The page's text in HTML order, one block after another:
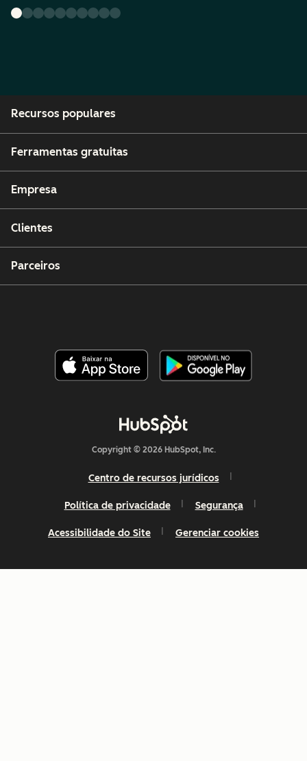
Recursos populares
Ferramentas gratuitas
Empresa
Clientes
Parceiros
Copyright © 2026 HubSpot, Inc.
Centro de recursos jurídicos
Política de privacidade Segurança
Acessibilidade do Site Gerenciar cookies